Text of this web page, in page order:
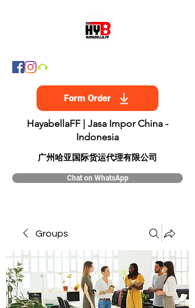
Form Order
HayabellaFF | Jasa Impor China -
Indonesia
​广州哈亚国际货运代理有限公司
Chat on WhatsApp
Groups